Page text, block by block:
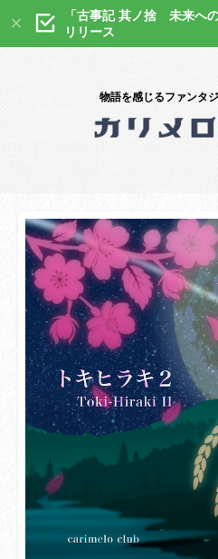
「古事記 其ノ捨 未来へ
リリース
物語を感じるファンタ